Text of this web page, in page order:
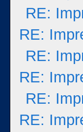
RE:
RE:
RE:
RE:
RE:
RE: